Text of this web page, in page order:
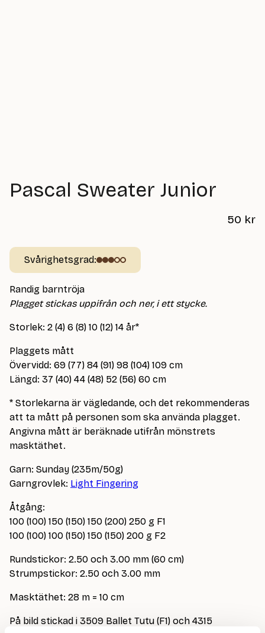
Pascal Sweater Junior
50 kr
Svårighetsgrad:
Randig barntröja
Plagget stickas uppifrån och ner, i ett stycke.
Storlek: 2 (4) 6 (8) 10 (12) 14 år*
Plaggets mått
Övervidd: 69 (77) 84 (91) 98 (104) 109 cm
Längd: 37 (40) 44 (48) 52 (56) 60 cm
* Storlekarna är vägledande, och det rekommenderas
att ta mått på personen som ska använda plagget.
Angivna mått är beräknade utifrån mönstrets
masktäthet.
Garn: Sunday (235m/50g)
Garngrovlek: Light Fingering
Åtgång:
100 (100) 150 (150) 150 (200) 250 g F1
100 (100) 100 (150) 150 (150) 200 g F2
Rundstickor: 2.50 och 3.00 mm (60 cm)
Strumpstickor: 2.50 och 3.00 mm
Masktäthet: 28 m = 10 cm
På bild stickad i 3509 Ballet Tutu (F1) och 4315